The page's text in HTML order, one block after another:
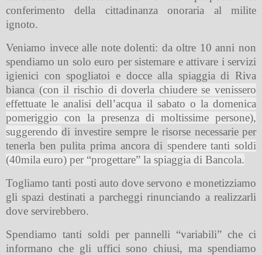
conferimento della cittadinanza onoraria al milite
ignoto.
Veniamo invece alle note dolenti: da oltre 10 anni non
spendiamo un solo euro per sistemare e attivare i servizi
igienici con spogliatoi e docce alla spiaggia di Riva
bianca (con il rischio di doverla chiudere se venissero
effettuate le analisi dell’acqua il sabato o la domenica
pomeriggio con la presenza di moltissime persone),
suggerendodi investire sempre le risorse necessarie per
tenerla ben pulita prima ancora di spendere tanti soldi
(40mila euro) per “progettare” la spiaggia di Bancola.
Togliamo tanti posti auto dove servono e monetizziamo
gli spazi destinati a parcheggi rinunciando a realizzarli
dove servirebbero.
Spendiamo tanti soldi per pannelli “variabili” che ci
informano che gli uffici sono chiusi, ma spendiamo